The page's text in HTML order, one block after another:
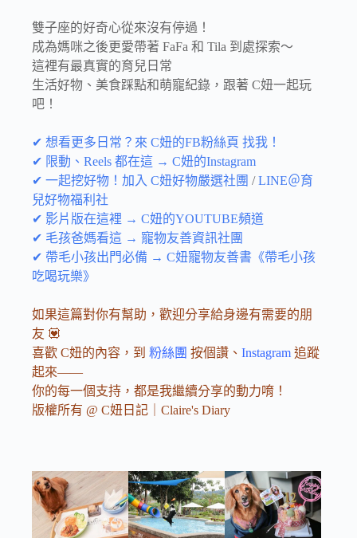
雙子座的好奇心從來沒有停過！
成為媽咪之後更愛帶著 FaFa 和 Tila 到處探索～
這裡有最真實的育兒日常
生活好物、美食踩點和萌寵紀錄，跟著 C妞一起玩
吧！
✔ 想看更多日常？來 C妞的FB粉絲頁 找我！
✔ 限動、Reels 都在這 → C妞的Instagram
✔ 一起挖好物！加入 C妞好物嚴選社團 /LINE＠育
兒好物福利社
✔ 影片版在這裡 → C妞的YOUTUBE頻道
✔ 毛孩爸媽看這 → 寵物友善資訊社團
✔ 帶毛小孩出門必備 → C妞寵物友善書《帶毛小孩
吃喝玩樂》
如果這篇對你有幫助，歡迎分享給身邊有需要的朋
友 💟
喜歡 C妞的內容，到 粉絲團 按個讚、 Instagram 追蹤
起來——
你的每一個支持，都是我繼續分享的動力唷！
版權所有 @ C妞日記｜Claire's Diary